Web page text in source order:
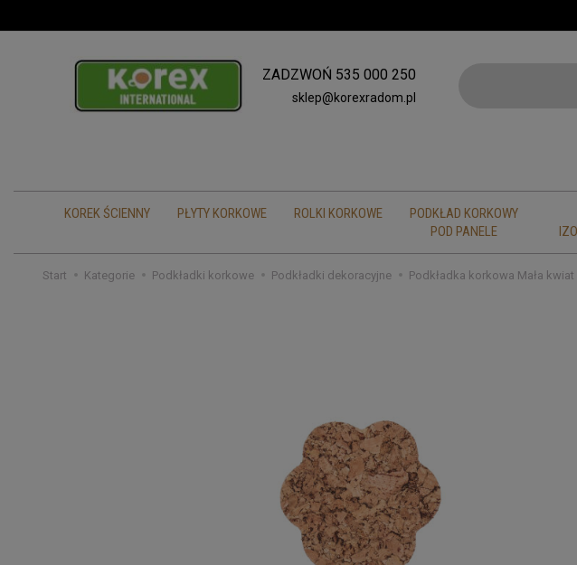
ZADZWOŃ 535 000 250
sklep@korexradom.pl
KOREK ŚCIENNY PŁYTY KORKOWE ROLKI KORKOWE
PODKŁAD KORKOWY
POD PANELE
Start Kategorie Podkładki korkowe Podkładki dekoracyjne Podkładka korkowa Mała